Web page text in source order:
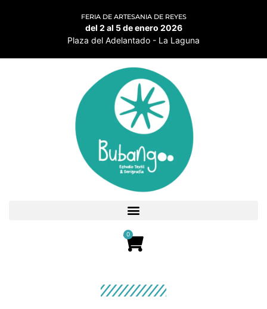
FERIA DE ARTESANIA DE REYES
del 2 al 5 de enero 2026
Plaza del Adelantado - La Laguna
0